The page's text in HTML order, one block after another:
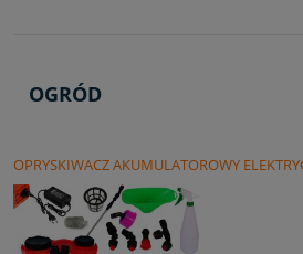
OGRÓD
OPRYSKIWACZ AKUMULATOROWY